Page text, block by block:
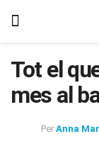
Tot el
mes al
Per Anna